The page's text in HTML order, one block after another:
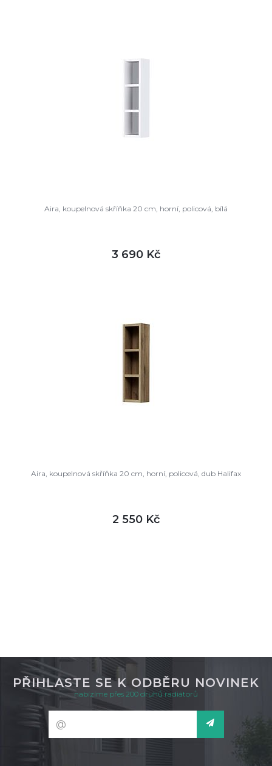
Aira, koupelnová skříňka 20 cm, horní, policová, bílá
3 690 Kč
Aira, koupelnová skříňka 20 cm, horní, policová, dub Halifax
2 550 Kč
PŘIHLASTE SE K ODBĚRU NOVINEK
nabízíme přes 200 druhů radiátorů